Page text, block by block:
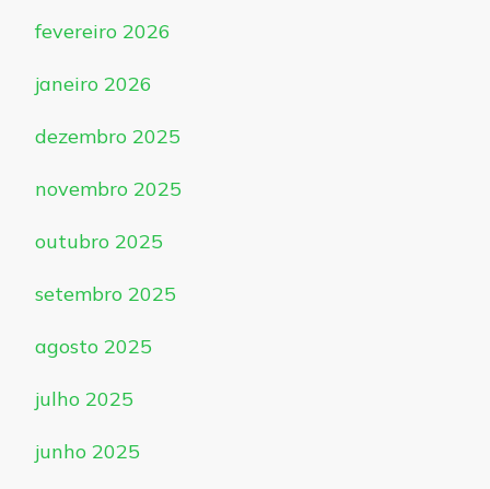
fevereiro 2026
janeiro 2026
dezembro 2025
novembro 2025
outubro 2025
setembro 2025
agosto 2025
julho 2025
junho 2025